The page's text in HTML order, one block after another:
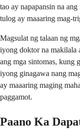
tao ay napapansin na
tulog ay maaaring mag-
Magsulat ng talaan ng
iyong doktor na makilala
ang mga sintomas, kung
iyong ginagawa nang
ay maaaring maging
paggamot.
Paano Ka